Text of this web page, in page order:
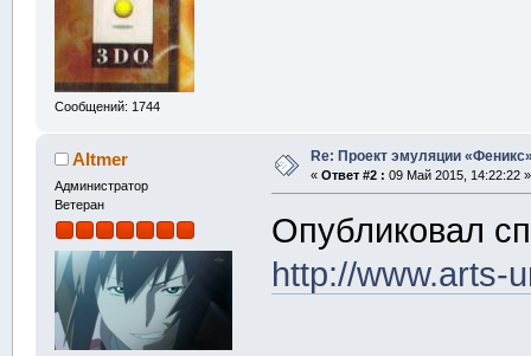
Сообщений: 1744
Altmer
Администратор
Ветеран
Re: Проект эмуляции
« Ответ #2 : 09 Май 2015, 14:22:22 »
Опубликовал
http://www.arts-